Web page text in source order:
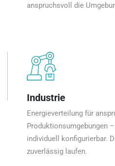
anspruchsvoll die
Industrie
Energieverteilung für
Produktionsumgebungen
individuell konfigurierbar.
zuverlässig laufen.